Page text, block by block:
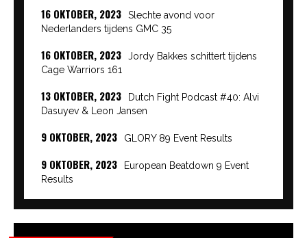
16 OKTOBER, 2023
Slechte avond voor
Nederlanders tijdens GMC 35
16 OKTOBER, 2023
Jordy Bakkes schittert tijdens
Cage Warriors 161
13 OKTOBER, 2023
Dutch Fight Podcast #40: Alvi
Dasuyev & Leon Jansen
9 OKTOBER, 2023 GLORY 89 Event Results
9 OKTOBER, 2023
European Beatdown 9 Event
Results